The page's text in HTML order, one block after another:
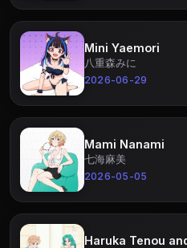
Mini Yaemori
八重森みに
2026-06-29
Mami Nanami
七海麻美
2026-05-05
Haruka Tenou